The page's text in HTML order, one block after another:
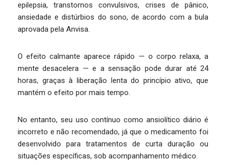
epilepsia, transtornos convulsivos, crises de pânico,
ansiedade e distúrbios do sono, de acordo com a bula
aprovada pela Anvisa.
O efeito calmante aparece rápido — o corpo relaxa, a
mente desacelera — e a sensação pode durar até 24
horas, graças à liberação lenta do princípio ativo, que
mantém o efeito por mais tempo.
No entanto, seu uso contínuo como ansiolítico diário é
incorreto e não recomendado, já que o medicamento foi
desenvolvido para tratamentos de curta duração ou
situações específicas, sob acompanhamento médico.